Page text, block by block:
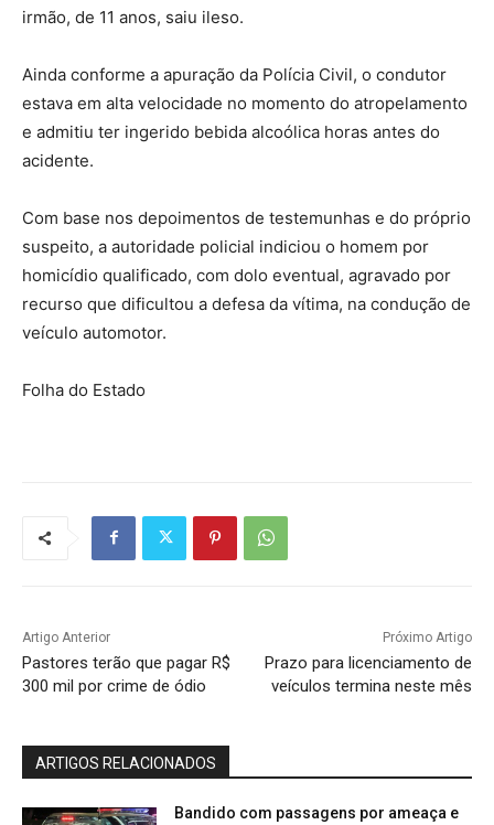
irmão, de 11 anos, saiu ileso.
Ainda conforme a apuração da Polícia Civil, o condutor
estava em alta velocidade no momento do atropelamento
e admitiu ter ingerido bebida alcoólica horas antes do
acidente.
Com base nos depoimentos de testemunhas e do próprio
suspeito, a autoridade policial indiciou o homem por
homicídio qualificado, com dolo eventual, agravado por
recurso que dificultou a defesa da vítima, na condução de
veículo automotor.
Folha do Estado
Artigo Anterior
Pastores terão que pagar R$
300 mil por crime de ódio
Próximo Artigo
Prazo para licenciamento de
veículos termina neste mês
ARTIGOS RELACIONADOS
Bandido com passagens por ameaça e